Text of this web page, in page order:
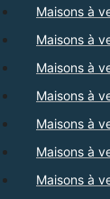
Maisons à
Maisons à
Maisons à
Maisons à
Maisons à
Maisons à
Maisons à